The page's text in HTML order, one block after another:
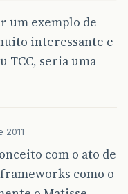
um exemplo de
interessante e
TCC, seria uma
2011
com o ato de
como o